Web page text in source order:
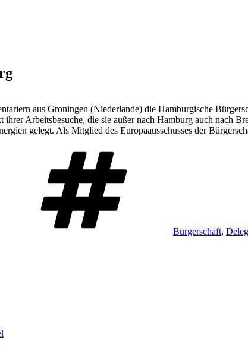
aus Groningen (Niederlande) die Hamburgische
Arbeitsbesuche, die sie außer nach Hamburg auch nach
gelegt. Als Mitglied des Europaausschusses der
Bürgerschaft,